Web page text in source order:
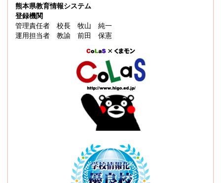
熊本県教育情報システム
登録機関
管理責任者 校長 牧山 純一
運用担当者 教諭 前田 保憲